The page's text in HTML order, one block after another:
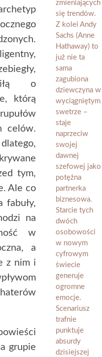
o
którą
celów.
tym,
Ale co
fabuły,
na
w
a
z nim i
grupie